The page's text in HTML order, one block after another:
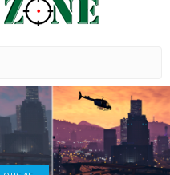
navigation